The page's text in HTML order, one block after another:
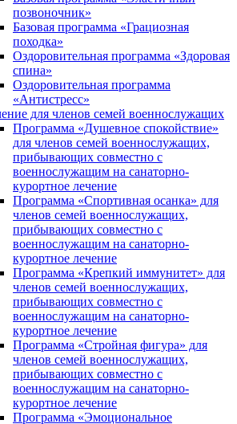
позвоночник»
Базовая программа «Грациозная
походка»
Оздоровительная программа «Здоровая
спина»
Оздоровительная программа
«Антистресс»
для членов семей военнослужащих
Программа «Душевное спокойствие»
для членов семей военнослужащих,
прибывающих совместно с
военнослужащим на санаторно-
курортное лечение
Программа «Спортивная осанка» для
членов семей военнослужащих,
прибывающих совместно с
военнослужащим на санаторно-
курортное лечение
Программа «Крепкий иммунитет» для
членов семей военнослужащих,
прибывающих совместно с
военнослужащим на санаторно-
курортное лечение
Программа «Стройная фигура» для
членов семей военнослужащих,
прибывающих совместно с
военнослужащим на санаторно-
курортное лечение
Программа «Эмоциональное